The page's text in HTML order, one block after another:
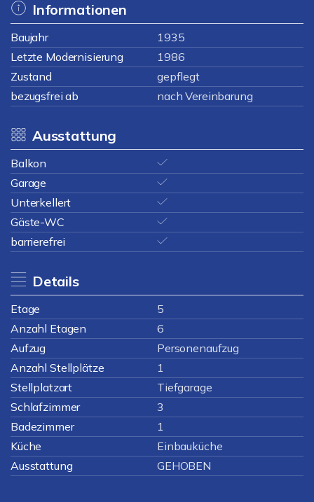
Informationen
Baujahr
1935
Letzte Modernisierung
1986
Zustand
gepflegt
bezugsfrei ab
nach Vereinbarung
Ausstattung
Balkon
Garage
Unterkellert
Gäste-WC
barrierefrei
Details
Etage
5
Anzahl Etagen
6
Aufzug
Personenaufzug
Anzahl Stellplätze
1
Stellplatzart
Tiefgarage
Schlafzimmer
3
Badezimmer
1
Küche
Einbauküche
Ausstattung
GEHOBEN